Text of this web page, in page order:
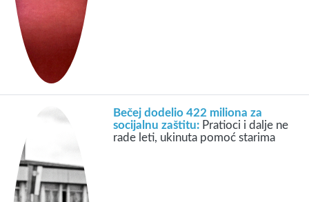
Bečej dodelio 422 miliona za
socijalnu zaštitu: Pratioci i dalje ne
rade leti, ukinuta pomoć starima